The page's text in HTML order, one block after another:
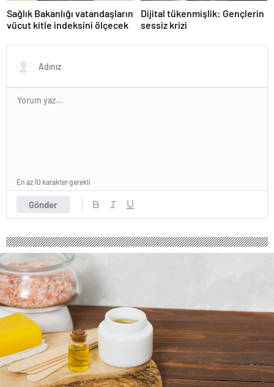
Sağlık Bakanlığı vatandaşların
vücut kitle indeksini ölçecek
Dijital tükenmişlik: Gençlerin
sessiz krizi
Gönder
En az 10 karakter gerekli